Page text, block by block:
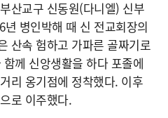
산교구 신동원(다니엘) 신부
병인박해 때 신 전교회장의
산속 험하고 가파른 골짜기로
께 신앙생활을 하다 포졸에
리 옹기점에 정착했다. 이후
로 이주했다.